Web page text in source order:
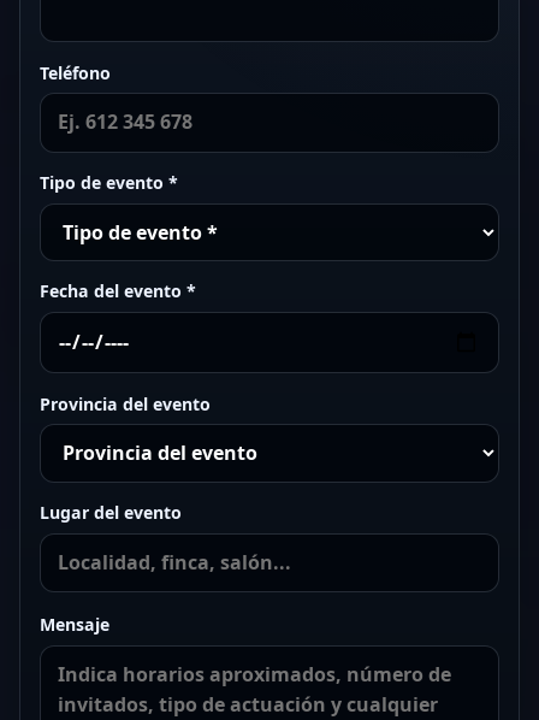
Teléfono
Tipo de evento *
Fecha del evento *
Provincia del evento
Lugar del evento
Mensaje